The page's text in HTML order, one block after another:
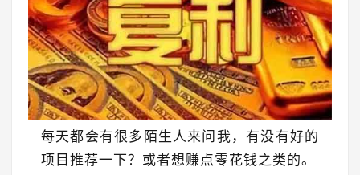
每天都会有很多陌生人来问我，有没有好的
项目推荐一下？或者想赚点零花钱之类的。